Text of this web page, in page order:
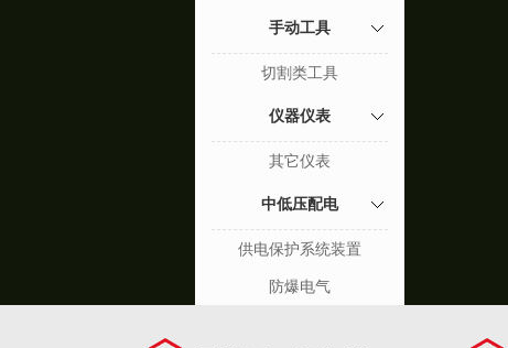
手动工具
切割类工具
仪器仪表
其它仪表
中低压配电
供电保护系统装置
防爆电气